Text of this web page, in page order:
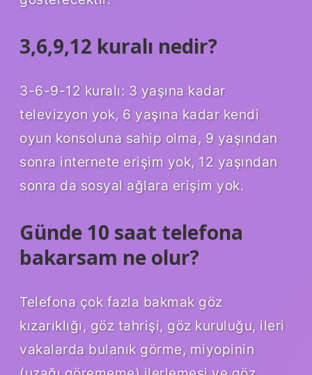
3,6,9,12 kuralı nedir?
3-6-9-12 kuralı: 3 yaşına kadar
televizyon yok, 6 yaşına kadar kendi
oyun konsoluna sahip olma, 9 yaşından
sonra internete erişim yok, 12 yaşından
sonra da sosyal ağlara erişim yok.
Günde 10 saat telefona
bakarsam ne olur?
Telefona çok fazla bakmak göz
kızarıklığı, göz tahrişi, göz kuruluğu, ileri
vakalarda bulanık görme, miyopinin